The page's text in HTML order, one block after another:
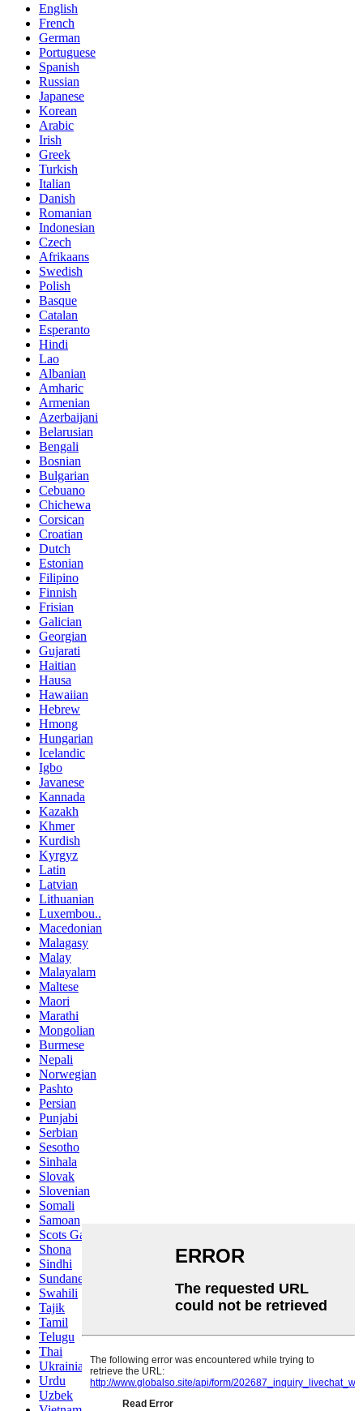
English
French
German
Portuguese
Spanish
Russian
Japanese
Korean
Arabic
Irish
Greek
Turkish
Italian
Danish
Romanian
Indonesian
Czech
Afrikaans
Swedish
Polish
Basque
Catalan
Esperanto
Hindi
Lao
Albanian
Amharic
Armenian
Azerbaijani
Belarusian
Bengali
Bosnian
Bulgarian
Cebuano
Chichewa
Corsican
Croatian
Dutch
Estonian
Filipino
Finnish
Frisian
Galician
Georgian
Gujarati
Haitian
Hausa
Hawaiian
Hebrew
Hmong
Hungarian
Icelandic
Igbo
Javanese
Kannada
Kazakh
Khmer
Kurdish
Kyrgyz
Latin
Latvian
Lithuanian
Luxembou..
Macedonian
Malagasy
Malay
Malayalam
Maltese
Maori
Marathi
Mongolian
Burmese
Nepali
Norwegian
Pashto
Persian
Punjabi
Serbian
Sesotho
Sinhala
Slovak
Slovenian
Somali
Samoan
Scots Gaelic
Shona
Sindhi
Sundanese
Swahili
Tajik
Tamil
Telugu
Thai
Ukrainian
Urdu
Uzbek